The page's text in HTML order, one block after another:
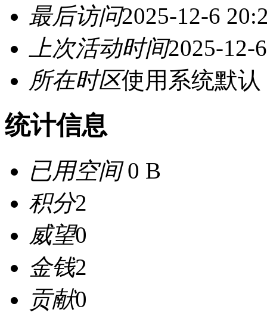
最后访问2025-12-6
上次活动时间2025-12-
所在时区使用系统默认
统计信息
已用空间0 B
积分2
威望0
金钱2
贡献0